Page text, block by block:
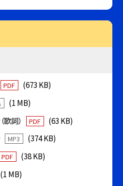
PDF
(673 KB)
(1 MB)
詞）
PDF
(63 KB)
MP3
(374 KB)
PDF
(38 KB)
(1 MB)